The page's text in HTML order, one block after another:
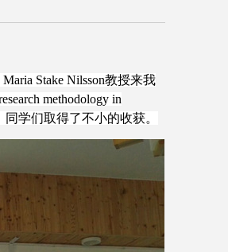
Stake Nilsson教授来我
methodology in
学们取得了不小的收获。